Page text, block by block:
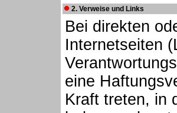
2. Verweise und Links
Bei direkten
Internetseiten
eine
Kraft treten, in